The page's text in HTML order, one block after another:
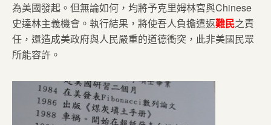
為美國發起。但無論如何，均將予克里姆林宮與Chinese
史達林主義機會。執行結果，將使吾人負擔遣返難民之責
任，還造成美政府與人民嚴重的道德衝突，此非美國民眾
所能容許。